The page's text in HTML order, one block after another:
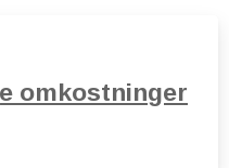
omkostninger